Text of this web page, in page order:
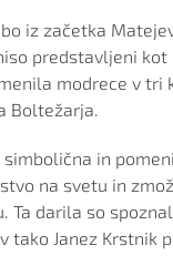
iz začetka
predstavljeni
modrece v tri
Boltežarja.
in
na svetu in
Ta darila so
Janez Krstnik